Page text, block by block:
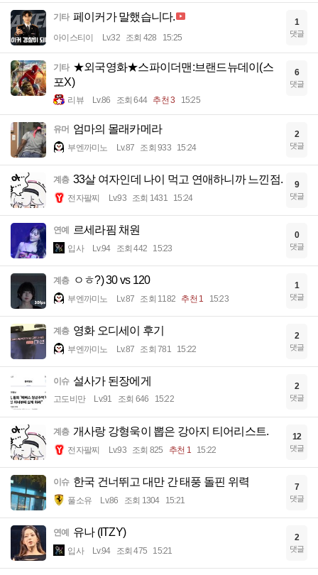
기타 페이커가 말했습니다.
아이스티이 Lv.32 조회 428 15:25
1
댓글
기타 ★외국영화★스파이더맨:브랜드뉴데이(스
포X)
리뷰 Lv.86 조회 644 추천 3 15:25
6
댓글
유머 엄마의 몰래카메라
부엔까미노 Lv.87 조회 933 15:24
2
댓글
계층 33살 여자인데 나이 먹고 연애하니까 느낀점.
전자팔찌 Lv.93 조회 1431 15:24
9
댓글
연예 르세라핌 채원
입사 Lv.94 조회 442 15:23
0
댓글
계층 ㅇㅎ?) 30 vs 120
부엔까미노 Lv.87 조회 1182 추천 1 15:23
1
댓글
계층 영화 오디세이 후기
부엔까미노 Lv.87 조회 781 15:22
2
댓글
이슈 설사가 된장에게
고도비만 Lv.91 조회 646 15:22
2
댓글
계층 개사랑 강형욱이 뽑은 강아지 티어리스트.
전자팔찌 Lv.93 조회 825 추천 1 15:22
12
댓글
이슈 한국 건너뛰고 대만 간 태풍 돌핀 위력
풀소유 Lv.86 조회 1304 15:21
7
댓글
연예 유나 (ITZY)
입사 Lv.94 조회 475 15:21
2
댓글